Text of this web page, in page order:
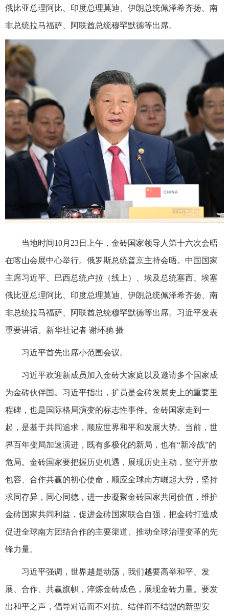
俄比亚总理阿比、印度总理莫迪、伊朗总统佩泽希齐扬、南
非总统拉马福萨、阿联酋总统穆罕默德等出席。
当地时间10月23日上午，金砖国家领导人第十六次会晤
在喀山会展中心举行。俄罗斯总统普京主持会晤。中国国家
主席习近平、巴西总统卢拉（线上）、埃及总统塞西、埃塞
俄比亚总理阿比、印度总理莫迪、伊朗总统佩泽希齐扬、南
非总统拉马福萨、阿联酋总统穆罕默德等出席。习近平发表
重要讲话。新华社记者 谢环驰 摄
习近平首先出席小范围会议。
习近平欢迎新成员加入金砖大家庭以及邀请多个国家成
为金砖伙伴国。习近平指出，扩员是金砖发展史上的重要里
程碑，也是国际格局演变的标志性事件。金砖国家走到一
起，是基于共同追求，顺应世界和平和发展大势。当前，世
界百年变局加速演进，既有多极化的新局，也有“新冷战”的
危局。金砖国家要把握历史机遇，展现历史主动，坚守开放
包容、合作共赢的初心使命，顺应全球南方崛起大势，坚持
求同存异，同心同德，进一步凝聚金砖国家共同价值，维护
金砖国家共同利益，促进金砖国家联合自强，把金砖打造成
促进全球南方团结合作的主要渠道、推动全球治理变革的先
锋力量。
习近平强调，世界越是动荡，我们越要高举和平、发
展、合作、共赢旗帜，淬炼金砖成色，展现金砖力量。要发
出和平之声，倡导对话而不对抗、结伴而不结盟的新型安